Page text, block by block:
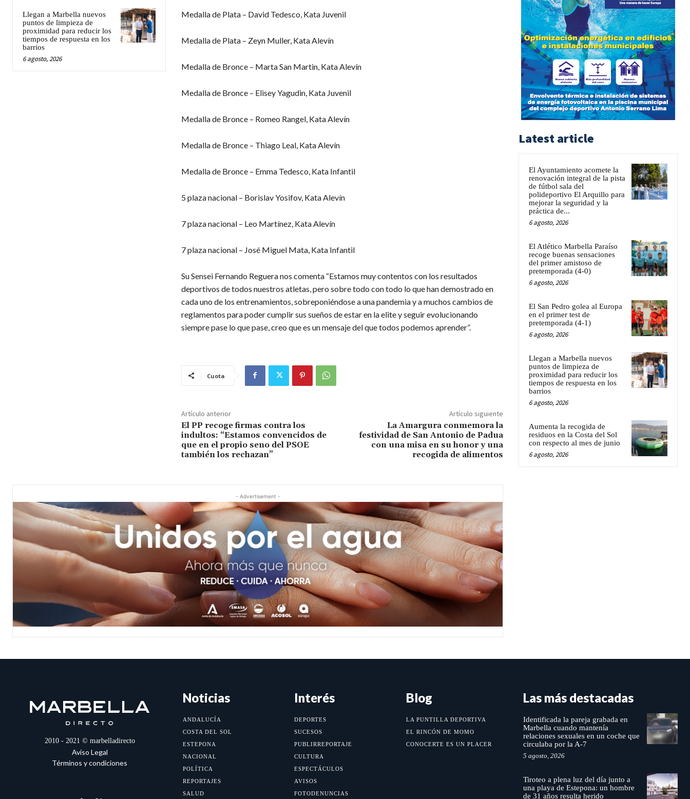
Llegan a Marbella nuevos
puntos de limpieza de
proximidad para reducir los
tiempos de respuesta en los
barrios
6 agosto, 2026
Medalla de Plata – David Tedesco, Kata Juvenil
Medalla de Plata – Zeyn Muller, Kata Alevín
Medalla de Bronce – Marta San Martin, Kata Alevín
Medalla de Bronce – Elisey Yagudin, Kata Juvenil
Medalla de Bronce – Romeo Rangel, Kata Alevín
Medalla de Bronce – Thiago Leal, Kata Alevín
Medalla de Bronce – Emma Tedesco, Kata Infantil
5 plaza nacional – Borislav Yosifov, Kata Alevín
7 plaza nacional – Leo Martínez, Kata Alevín
7 plaza nacional – José Miguel Mata, Kata Infantil
Su Sensei Fernando Reguera nos comenta “Estamos muy contentos con los resultados
deportivos de todos nuestros atletas, pero sobre todo con todo lo que han demostrado en
cada uno de los entrenamientos, sobreponiéndose a una pandemia y a muchos cambios de
reglamentos para poder cumplir sus sueños de estar en la elite y seguir evolucionando
siempre pase lo que pase, creo que es un mensaje del que todos podemos aprender”.
Cuota
Artículo anterior
El PP recoge firmas contra los
indultos: “Estamos convencidos de
que en el propio seno del PSOE
también los rechazan”
Artículo siguiente
La Amargura conmemora la
festividad de San Antonio de Padua
con una misa en su honor y una
recogida de alimentos
- Advertisement -
Latest article
El Ayuntamiento acomete la
renovación integral de la pista
de fútbol sala del
polideportivo El Arquillo para
mejorar la seguridad y la
práctica de...
6 agosto, 2026
El Atlético Marbella Paraíso
recoge buenas sensaciones
del primer amistoso de
pretemporada (4-0)
6 agosto, 2026
El San Pedro golea al Europa
en el primer test de
pretemporada (4-1)
6 agosto, 2026
Llegan a Marbella nuevos
puntos de limpieza de
proximidad para reducir los
tiempos de respuesta en los
barrios
6 agosto, 2026
Aumenta la recogida de
residuos en la Costa del Sol
con respecto al mes de junio
6 agosto, 2026
2010 - 2021 © marbelladirecto
Aviso Legal
Términos y condiciones
Noticias
ANDALUCÍA
COSTA DEL SOL
ESTEPONA
NACIONAL
POLÍTICA
REPORTAJES
SALUD
Interés
DEPORTES
SUCESOS
PUBLIRREPORTAJE
CULTURA
ESPECTÁCULOS
AVISOS
FOTODENUNCIAS
Blog
LA PUNTILLA DEPORTIVA
EL RINCÓN DE MOMO
CONOCERTE ES UN PLACER
Las más destacadas
Identificada la pareja grabada en
Marbella cuando mantenía
relaciones sexuales en un coche que
circulaba por la A-7
5 agosto, 2026
Tiroteo a plena luz del día junto a
una playa de Estepona: un hombre
de 31 años resulta herido